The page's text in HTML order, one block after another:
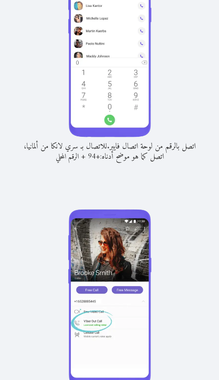
اتصل بالرقم من لوحة اتصال فايبر.للاتصال بـ سري لانكا من ألمانيا،
اتصل كما هو موضح أدناه:+
94
+الرقم المحلي